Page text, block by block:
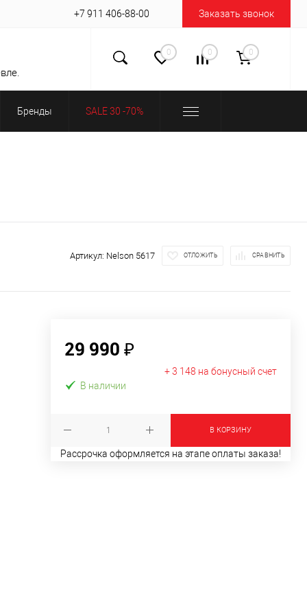
+7 911 406-88-00 Заказать звонок
0 0 0
Бренды SALE 30 -70%
Артикул: Nelson 5617 ОТЛОЖИТЬ СРАВНИТЬ
29 990 ₽
+ 3 148 на бонусный счет
В наличии
В КОРЗИНУ
Рассрочка оформляется на этапе оплаты заказа!